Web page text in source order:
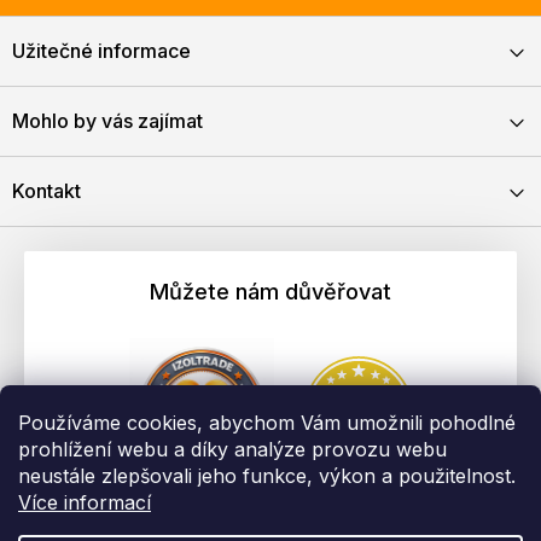
Používáme cookies, abychom Vám umožnili pohodlné
prohlížení webu a díky analýze provozu webu
neustále zlepšovali jeho funkce, výkon a použitelnost.
Více informací
Užitečné informace
Mohlo by vás zajímat
Kontakt
Můžete nám důvěřovat